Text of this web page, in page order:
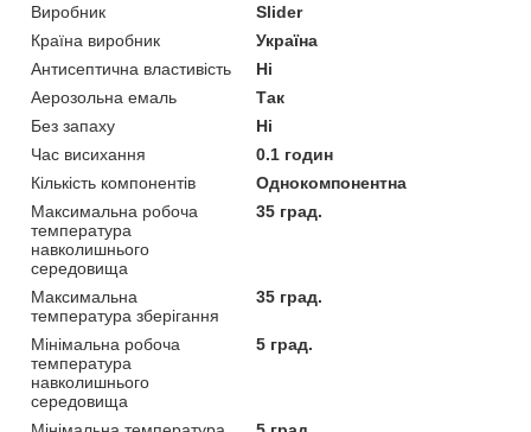
Виробник
Slider
Країна виробник
Україна
Антисептична властивість
Ні
Аерозольна емаль
Так
Без запаху
Ні
Час висихання
0.1 годин
Кількість компонентів
Однокомпонентна
Максимальна робоча
температура
навколишнього
середовища
35 град.
Максимальна
температура зберігання
35 град.
Мінімальна робоча
температура
навколишнього
середовища
5 град.